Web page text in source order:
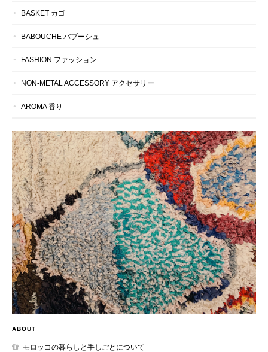
BASKET カゴ
BABOUCHE バブーシュ
FASHION ファッション
NON-METAL ACCESSORY アクセサリー
AROMA 香り
ABOUT
モロッコの暮らしと手しごとについて